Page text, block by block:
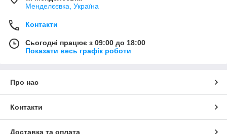
Менделєєвка, Україна
Контакти
Сьогодні працює з 09:00 до 18:00
Показати весь графік роботи
Про нас
Контакти
Доставка та оплата